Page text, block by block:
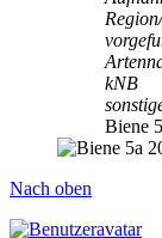
kNB
Biene
Nach oben